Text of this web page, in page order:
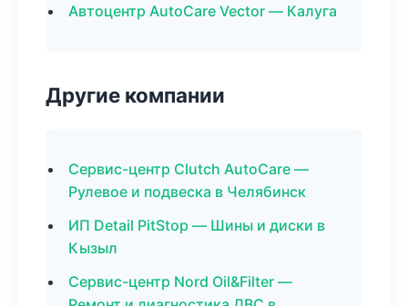
Автоцентр AutoCare Vector — Калуга
Другие компании
Сервис-центр Clutch AutoCare —
Рулевое и подвеска в Челябинск
ИП Detail PitStop — Шины и диски в
Кызыл
Сервис-центр Nord Oil&Filter —